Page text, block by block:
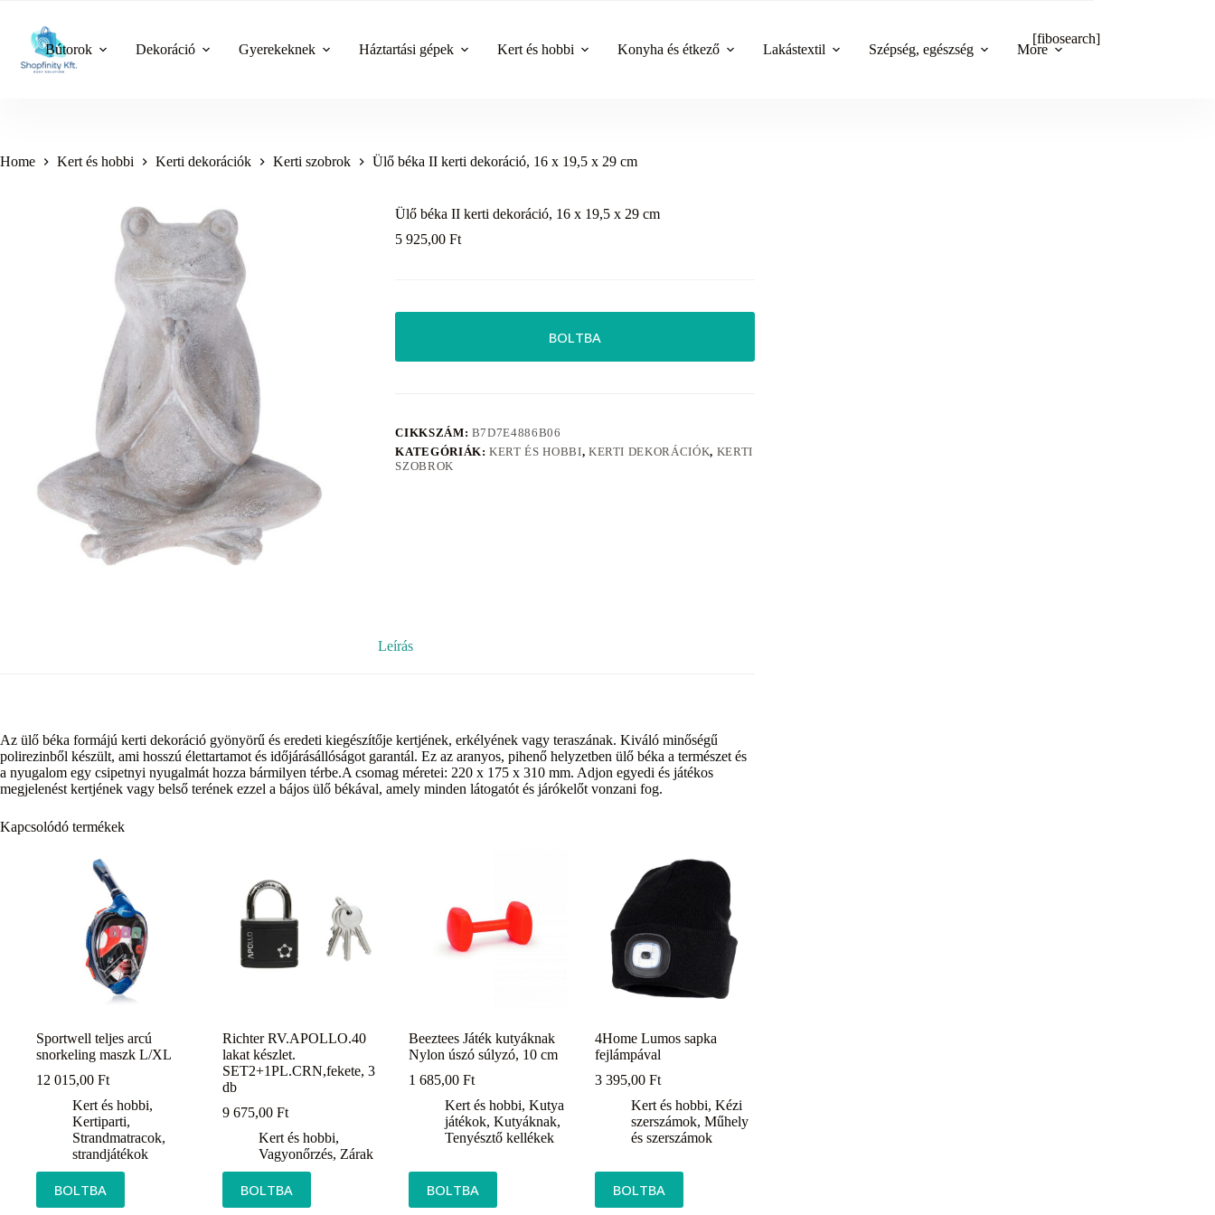
content
Bútorok Dekoráció Gyerekeknek Háztartási gépek Kert és hobbi Konyha és étkező Lakástextil Szépség, egészség More
[fibosearch]
Home Kert és hobbi Kerti dekorációk Kerti szobrok Ülő béka II kerti dekoráció, 16 x 19,5 x 29 cm
Ülő béka II kerti dekoráció, 16 x 19,5 x 29 cm
5 925,00Ft
BOLTBA
CIKKSZÁM: B7D7E4886B06
KATEGÓRIÁK:KERT ÉS HOBBI, KERTI DEKORÁCIÓK, KERTI
SZOBROK
Leírás
Az ülő béka formájú kerti dekoráció gyönyörű és eredeti kiegészítője kertjének, erkélyének vagy teraszának. Kiváló minőségű
polirezinből készült, ami hosszú élettartamot és időjárásállóságot garantál. Ez az aranyos, pihenő helyzetben ülő béka a természet és
a nyugalom egy csipetnyi nyugalmát hozza bármilyen térbe.A csomag méretei: 220 x 175 x 310 mm. Adjon egyedi és játékos
megjelenést kertjének vagy belső terének ezzel a bájos ülő békával, amely minden látogatót és járókelőt vonzani fog.
Kapcsolódó termékek
Sportwell teljes arcú
snorkeling maszk L/XL
12 015,00 Ft
Kert és hobbi,
Kertiparti,
Strandmatracok,
strandjátékok
BOLTBA
Richter RV.APOLLO.40
lakat készlet.
SET2+1PL.CRN,fekete, 3
db
9 675,00Ft
Kert és hobbi,
Vagyonőrzés, Zárak
BOLTBA
Beeztees Játék kutyáknak
Nylon úszó súlyzó, 10 cm
1 685,00Ft
Kert és hobbi,Kutya
játékok,Kutyáknak,
Tenyésztő kellékek
BOLTBA
4Home Lumos sapka
fejlámpával
3 395,00Ft
Kert és hobbi,Kézi
szerszámok,Műhely
és szerszámok
BOLTBA